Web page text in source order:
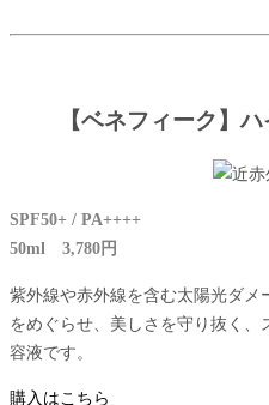
【ベネフィーク】
SPF50+ / PA++++
50ml 3,780円
紫外線や赤外線を含む太陽光ダメ
をめぐらせ、美しさを守り抜く
容液です。
購入はこちら